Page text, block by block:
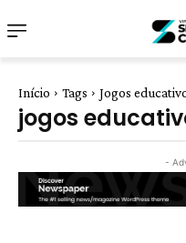
Início Tags Jogos
jogos
-